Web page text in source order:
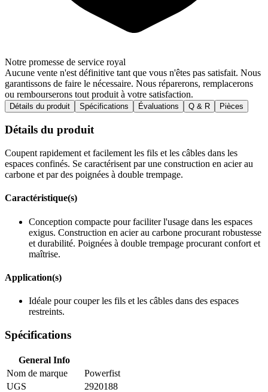
Notre promesse de service royal
Aucune vente n'est définitive tant que vous n'êtes pas satisfait. Nous
garantissons de faire le nécessaire. Nous réparerons, remplacerons
ou rembourserons tout produit à votre satisfaction.
Détails du produit Spécifications Évaluations Q & R Pièces
Détails du produit
Coupent rapidement et facilement les fils et les câbles dans les
espaces confinés. Se caractérisent par une construction en acier au
carbone et par des poignées à double trempage.
Caractéristique(s)
Conception compacte pour faciliter l'usage dans les espaces
exigus. Construction en acier au carbone procurant robustesse
et durabilité. Poignées à double trempage procurant confort et
maîtrise.
Application(s)
Idéale pour couper les fils et les câbles dans des espaces
restreints.
Spécifications
General Info
Nom de marque
Powerfist
UGS
2920188